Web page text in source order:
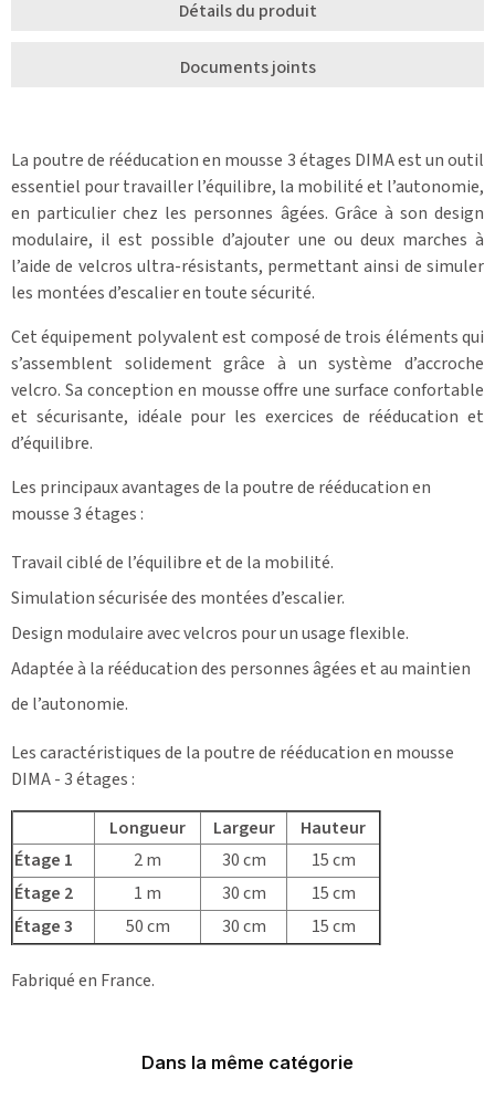
Détails du produit
Documents joints
La poutre de rééducation en mousse 3 étages DIMA est un outil
essentiel pour travailler l’équilibre, la mobilité et l’autonomie,
en particulier chez les personnes âgées. Grâce à son design
modulaire, il est possible d’ajouter une ou deux marches à
l’aide de velcros ultra-résistants, permettant ainsi de simuler
les montées d’escalier en toute sécurité.
Cet équipement polyvalent est composé de trois éléments qui
s’assemblent solidement grâce à un système d’accroche
velcro. Sa conception en mousse offre une surface confortable
et sécurisante, idéale pour les exercices de rééducation et
d’équilibre.
Les principaux avantages de la poutre de rééducation en
mousse 3 étages :
Travail ciblé de l’équilibre et de la mobilité.
Simulation sécurisée des montées d’escalier.
Design modulaire avec velcros pour un usage flexible.
Adaptée à la rééducation des personnes âgées et au maintien
de l’autonomie.
Les caractéristiques de la poutre de rééducation en mousse
DIMA - 3 étages :
Longueur
Largeur
Hauteur
Étage 1
2 m 30 cm
15 cm
Étage 2
1 m 30 cm
15 cm
Étage 3
50 cm 30 cm 15 cm
Fabriqué en France.
Dans la même catégorie